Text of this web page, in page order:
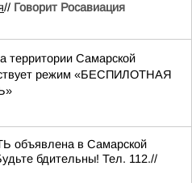
// Говорит Росавиация
территории Самарской
режим «БЕСПИЛОТНАЯ
в Самарской
бдительны! Тел. 112.//